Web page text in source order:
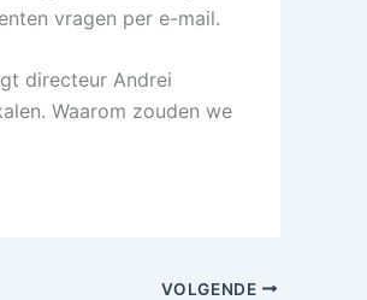
vragen per e-mail.
directeur Andrei
Waarom zouden we
VOLGENDE